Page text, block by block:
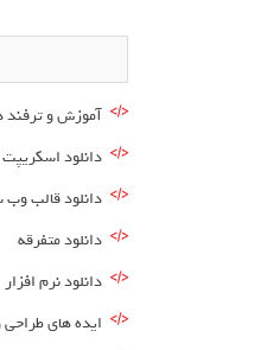
آموزش و ترفند
دانلود اسکریپت
دانلود قالب
دانلود متفرقه
دانلود نرم افزار
ایده های